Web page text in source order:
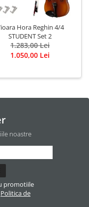
Hora Reghin 4/4
STUDENT Set 2
1.283,00 Lei
1.050,00 Lei
noastre
promotiile
Politica de